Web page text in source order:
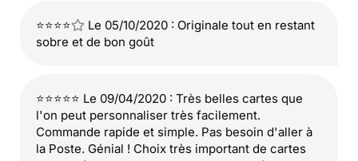
⭐⭐⭐⭐
Le 05/10/2020 : Originale tout en restant
sobre et de bon goût
⭐⭐⭐⭐⭐ Le 09/04/2020 : Très belles cartes que
l'on peut personnaliser très facilement.
Commande rapide et simple. Pas besoin d'aller à
la Poste. Génial ! Choix très important de cartes